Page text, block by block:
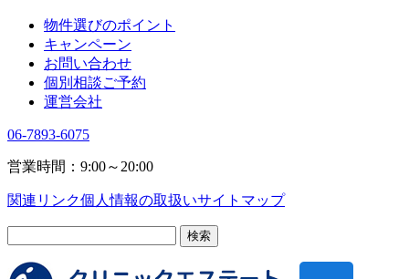
物件選びのポイント
キャンペーン
お問い合わせ
個別相談ご予約
運営会社
06-7893-6075
営業時間：9:00～20:00
関連リンク個人情報の取扱いサイトマップ